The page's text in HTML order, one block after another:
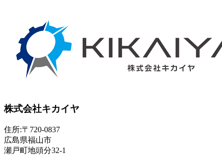
株式会社キカイヤ
住所:〒720-0837
広島県福山市
瀬戸町地頭分32-1